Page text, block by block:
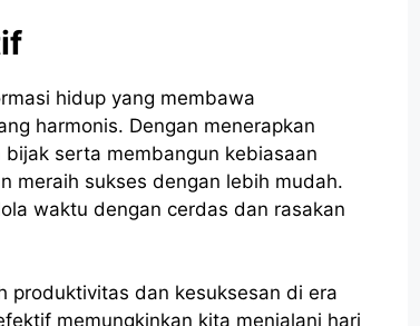
hidup yang membawa
harmonis. Dengan menerapkan
serta membangun kebiasaan
meraih sukses dengan lebih mudah.
waktu dengan cerdas dan rasakan
produktivitas dan kesuksesan di era
memungkinkan kita menjalani hari